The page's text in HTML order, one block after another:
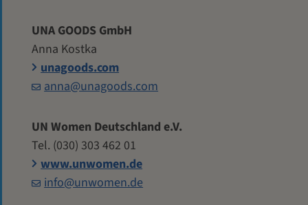
UNA GOODS GmbH
Anna Kostka
unagoods.com
anna@unagoods.com
UN Women Deutschland e.V.
Tel. (030) 303 462 01
www.unwomen.de
info@unwomen.de